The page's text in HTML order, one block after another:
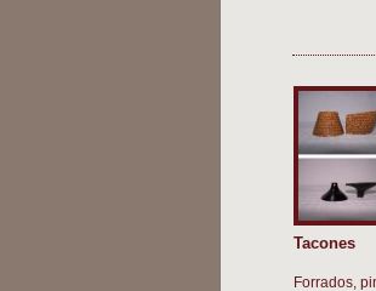
Tacones
Forrados,